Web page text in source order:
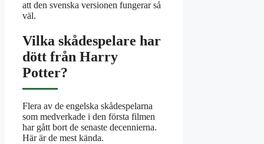
att den svenska versionen fungerar så
väl.
Vilka skådespelare har
dött från Harry
Potter?
Flera av de engelska skådespelarna
som medverkade i den första filmen
har gått bort de senaste decennierna.
Här är de mest kända.